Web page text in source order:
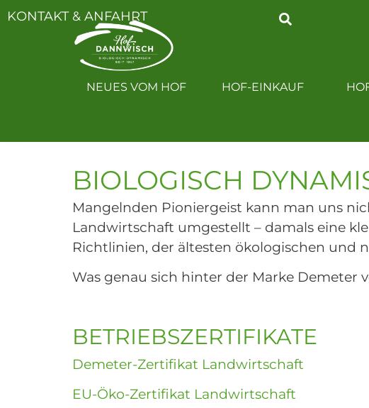
KONTAKT & ANFAHRT
NEUES VOM HOF HOF-EINKAUF
BIOLOGISCH
Mangelnden Pioniergeist kann man uns
Landwirtschaft umgestellt – damals eine
Richtlinien, der ältesten ökologischen und
Was genau sich hinter der Marke Demeter
BETRIEBSZERTIFIKATE
Demeter-Zertifikat Landwirtschaft
EU-Öko-Zertifikat Landwirtschaft